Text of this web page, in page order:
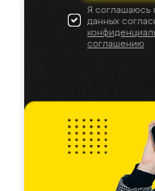
Я соглашаюсь
данных
соглашению